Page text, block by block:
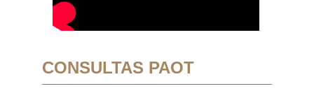
CONSULTAS PAOT